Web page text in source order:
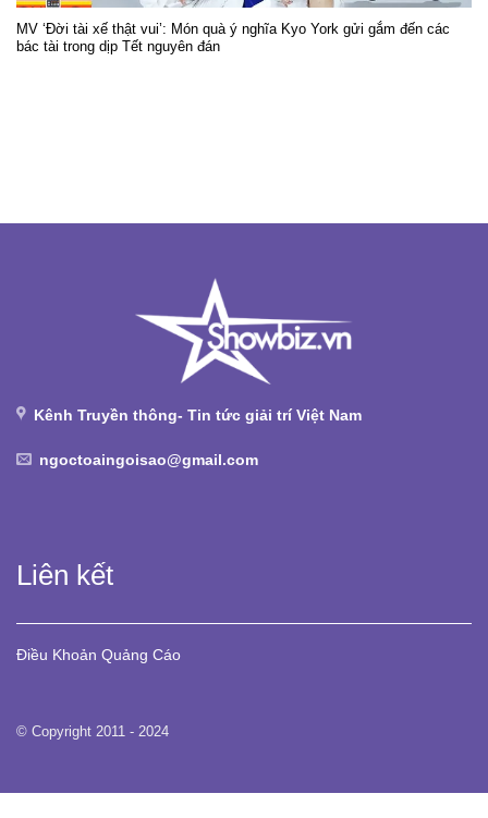
MV ‘Đời tài xế thật vui’: Món quà ý nghĩa Kyo York gửi gắm đến các
bác tài trong dịp Tết nguyên đán
Kênh Truyền thông- Tin tức giải trí Việt Nam
ngoctoaingoisao@gmail.com
Liên kết
Điều Khoản Quảng Cáo
© Copyright 2011 - 2024